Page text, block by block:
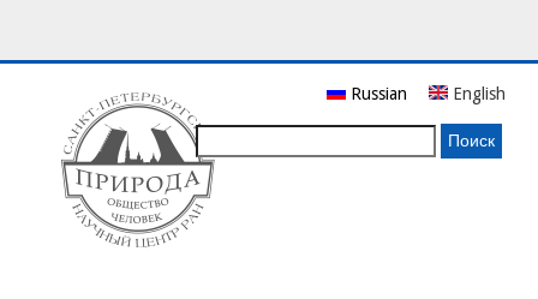
основному
содержанию
Russian English